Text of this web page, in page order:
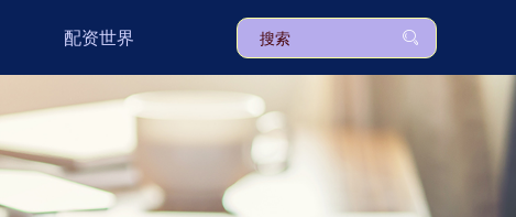
配资世界
上证综指 3940.04 +1.02%